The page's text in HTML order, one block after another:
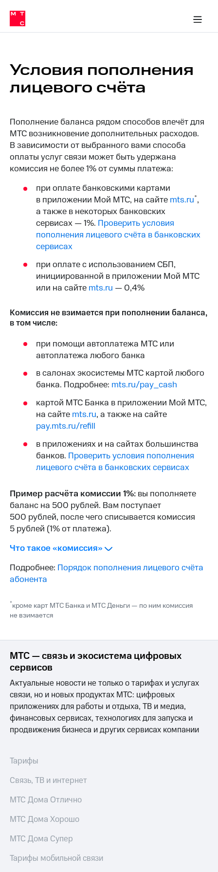
связь
Сервисы и подписки
30% на связь
кабинеты
Мобильная
и
ТВ
Спутниковое
МТС
Деньги
Перенести
номер
Тарифы
Услуги
Роуминг
Семейная
группа
Заказать
карту
Оформить
SIM-
для
иностранцев
Оформить
чистый
номер
красивый
номер
карту
Перейти
на
eSIM
Для дома
и подключите
ТВ
ТВ и телефон
Акции
Домашний
интернет
ТВ
Домашний
телефон
Перейти
в МТС
со своим
в МТС
Услуги
кабинет
Скачать
приложение
МТС
Акции
Скидка 30%
на связь
Тарифы
RED,
РИИЛ
и МТС
Супер
дешевле
оплате
с карты
МТС
Выберите
ТВ
с выгодным
Тарифы
ТВ и телефон
для дома
Личный
кабинет
интернета
и
Личный
спутникового
Скачать
Мой
МТС
Акции
для дома
149 ₽/
мес
МТС
Premium
Подписка
и многое
группа
Скидка
на тарифы,
общие
подписки
Условия пополнения
лицевого счёта
Пополнение баланса рядом способов влечёт для
МТС возникновение дополнительных расходов.
В зависимости от выбранного вами способа
оплаты услуг связи может быть удержана
комиссия не более 1% от суммы платежа:
при оплате банковскими картами
в приложении Мой МТС, на сайте mts.ru*,
а также в некоторых банковских
сервисах — 1%. Проверить условия
пополнения лицевого счёта в банковских
сервисах
при оплате с использованием СБП,
инициированной в приложении Мой МТС
или на сайте mts.ru — 0,4%
Комиссия не взимается при пополнении баланса,
в том числе:
при помощи автоплатежа МТС или
автоплатежа любого банка
в салонах экосистемы МТС картой любого
банка. Подробнее: mts.ru/pay_cash
картой МТС Банка в приложении Мой МТС,
на сайте mts.ru, а также на сайте
pay.mts.ru/refill
в приложениях и на сайтах большинства
банков. Проверить условия пополнения
лицевого счёта в банковских сервисах
Пример расчёта комиссии 1%: вы пополняете
баланс на 500 рублей. Вам поступает
500 рублей, после чего списывается комиссия
5 рублей (1% от платежа).
Что такое «комиссия»
Подробнее: Порядок пополнения лицевого счёта
абонента
*кроме карт МТС Банка и МТС Деньги — по ним комиссия
не взимается
МТС — связь и экосистема цифровых
сервисов
Актуальные новости не только о тарифах и услугах
связи, но и новых продуктах МТС: цифровых
приложениях для работы и отдыха, ТВ и медиа,
финансовых сервисах, технологиях для запуска и
продвижения бизнеса и других сервисах компании
Тарифы
Связь, ТВ и интернет
МТС Дома Отлично
МТС Дома Хорошо
МТС Дома Супер
Тарифы мобильной связи